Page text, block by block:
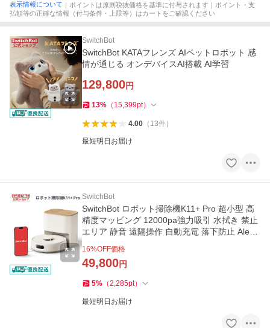
表示情報について ｜ポイントは原則税抜価格を基準に付与されます｜ポイント・支
払額等の正確な情報（付与条件・上限等）はカートをご確認ください
SwitchBot
SwitchBot KATAフレンズ AIペットロボット 感
情が通じる オンデバイスAI搭載 AI学習
129,800円
13% （ 15,399pt）
4.00（ 13件）
最短明日お届け
SwitchBot
SwitchBot ロボット掃除機K11+ Pro 超小型 高
精度マッピング 12000pa強力吸引 水拭き 禁止
エリア 静音 遠隔操作 自動充電 落下防止 Alexa
16%OFF価格
49,800円
5% （2,285pt）
最短明日お届け